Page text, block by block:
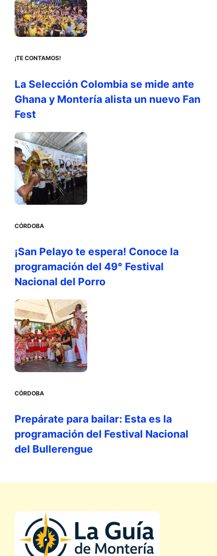
¡TE CONTAMOS!
La Selección Colombia se mide ante
Ghana y Montería alista un nuevo Fan
Fest
CÓRDOBA
¡San Pelayo te espera! Conoce la
programación del 49° Festival
Nacional del Porro
CÓRDOBA
Prepárate para bailar: Esta es la
programación del Festival Nacional
del Bullerengue